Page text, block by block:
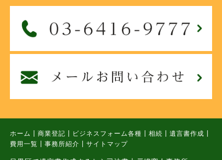
ホーム 商業登記 ビジネスフォーム各種 相続 遺言書作成
費用一覧
事務所紹介 サイトマップ